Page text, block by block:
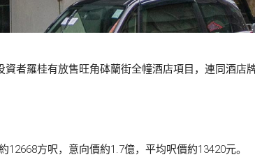
者羅桂有放售旺角砵蘭街全幢酒店項目，連同酒店
方呎，意向價約1.7億，平均呎價約13420元。